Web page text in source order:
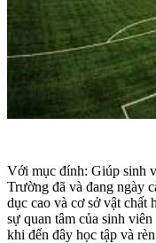
Với mục đính: Giúp sinh
Trường đã và đang ngày
dục cao và cơ sở vật chất
sự quan tâm của sinh
khi đến đây học tập và